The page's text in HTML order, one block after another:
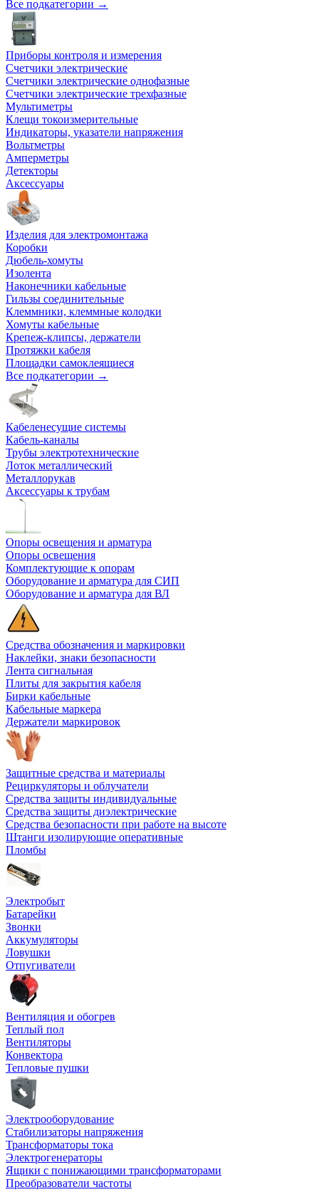
Все подкатегории →
Приборы контроля и измерения
Счетчики электрические
Счетчики электрические однофазные
Счетчики электрические трехфазные
Мультиметры
Клещи токоизмерительные
Индикаторы, указатели напряжения
Вольтметры
Амперметры
Детекторы
Аксессуары
Изделия для электромонтажа
Коробки
Дюбель-хомуты
Изолента
Наконечники кабельные
Гильзы соединительные
Клеммники, клеммные колодки
Хомуты кабельные
Крепеж-клипсы, держатели
Протяжки кабеля
Площадки самоклеящиеся
Все подкатегории →
Кабеленесущие системы
Кабель-каналы
Трубы электротехнические
Лоток металлический
Металлорукав
Аксессуары к трубам
Опоры освещения и арматура
Опоры освещения
Комплектующие к опорам
Оборудование и арматура для СИП
Оборудование и арматура для ВЛ
Средства обозначения и маркировки
Наклейки, знаки безопасности
Лента сигнальная
Плиты для закрытия кабеля
Бирки кабельные
Кабельные маркера
Держатели маркировок
Защитные средства и материалы
Рециркуляторы и облучатели
Средства защиты индивидуальные
Средства защиты диэлектрические
Средства безопасности при работе на высоте
Штанги изолирующие оперативные
Пломбы
Электробыт
Батарейки
Звонки
Аккумуляторы
Ловушки
Отпугиватели
Вентиляция и обогрев
Теплый пол
Вентиляторы
Конвектора
Тепловые пушки
Электрооборудование
Стабилизаторы напряжения
Трансформаторы тока
Электрогенераторы
Ящики с понижающими трансформаторами
Преобразователи частоты